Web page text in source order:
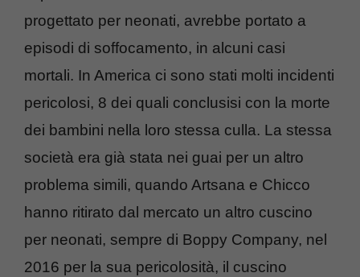
progettato per neonati, avrebbe portato a
episodi di soffocamento, in alcuni casi
mortali. In America ci sono stati molti incidenti
pericolosi, 8 dei quali conclusisi con la morte
dei bambini nella loro stessa culla. La stessa
società era già stata nei guai per un altro
problema simili, quando Artsana e Chicco
hanno ritirato dal mercato un altro cuscino
per neonati, sempre di Boppy Company, nel
2016 per la sua pericolosità, il cuscino